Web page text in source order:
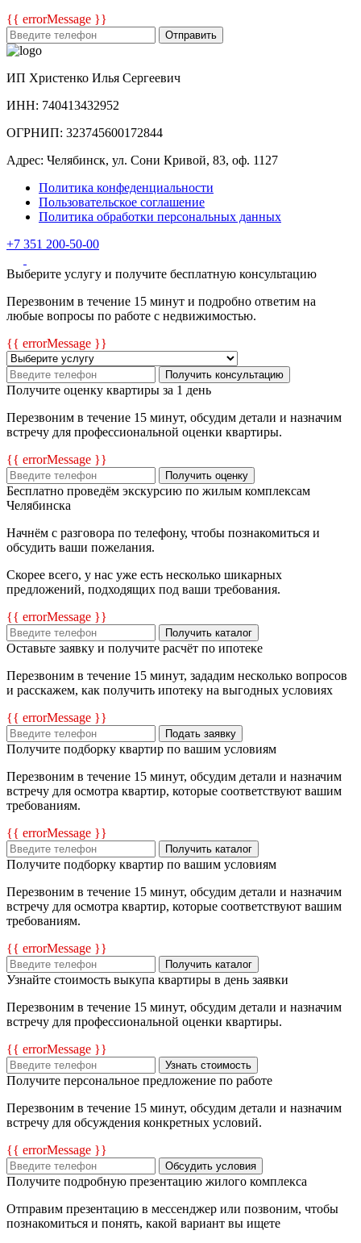
{{ errorMessage }}
Отправить
ИП Христенко Илья Сергеевич
ИНН: 740413432952
ОГРНИП: 323745600172844
Адрес: Челябинск, ул. Сони Кривой, 83, оф. 1127
Политика конфеденциальности
Пользовательское соглашение
Политика обработки персональных данных
+7 351 200-50-00
Выберите услугу и получите бесплатную консультацию
Перезвоним в течение 15 минут и подробно ответим на
любые вопросы по работе с недвижимостью.
{{ errorMessage }}
Получить консультацию
Получите оценку квартиры за 1 день
Перезвоним в течение 15 минут, обсудим детали и назначим
встречу для профессиональной оценки квартиры.
{{ errorMessage }}
Получить оценку
Бесплатно проведём экскурсию по жилым комплексам
Челябинска
Начнём с разговора по телефону, чтобы познакомиться и
обсудить ваши пожелания.
Скорее всего, у нас уже есть несколько шикарных
предложений, подходящих под ваши требования.
{{ errorMessage }}
Получить каталог
Оставьте заявку и получите расчёт по ипотеке
Перезвоним в течение 15 минут, зададим несколько вопросов
и расскажем, как получить ипотеку на выгодных условиях
{{ errorMessage }}
Подать заявку
Получите подборку квартир по вашим условиям
Перезвоним в течение 15 минут, обсудим детали и назначим
встречу для осмотра квартир, которые соответствуют вашим
требованиям.
{{ errorMessage }}
Получить каталог
Получите подборку квартир по вашим условиям
Перезвоним в течение 15 минут, обсудим детали и назначим
встречу для осмотра квартир, которые соответствуют вашим
требованиям.
{{ errorMessage }}
Получить каталог
Узнайте стоимость выкупа квартиры в день заявки
Перезвоним в течение 15 минут, обсудим детали и назначим
встречу для профессиональной оценки квартиры.
{{ errorMessage }}
Узнать стоимость
Получите персональное предложение по работе
Перезвоним в течение 15 минут, обсудим детали и назначим
встречу для обсуждения конкретных условий.
{{ errorMessage }}
Обсудить условия
Получите подробную презентацию жилого комплекса
Отправим презентацию в мессенджер или позвоним, чтобы
познакомиться и понять, какой вариант вы ищете